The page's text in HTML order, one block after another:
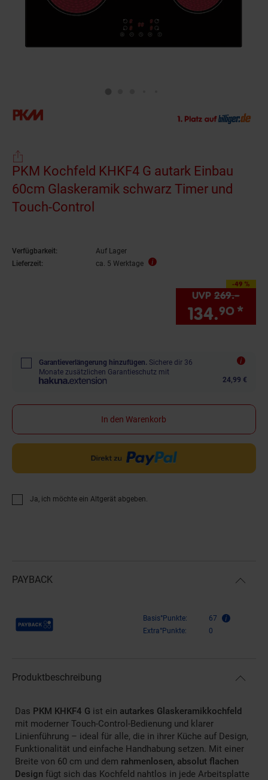
PKM Kochfeld KHKF4 G autark Einbau
60cm Glaskeramik schwarz Timer und
Touch-Control
Verfügbarkeit:
Auf Lager
Lieferzeit:
ca. 5 Werktage
-49 %
Sie Sparen 49 Prozent,
UVP269.–UVP
134.90 *
Garantieverlängerung hinzufügen. Sichere dir 36
Monate zusätzlichen Garantieschutz mit
24,99 €
In den Warenkorb
Ja, ich möchte ein Altgerät abgeben.
PAYBACK
Payback Punkte Basis°Punkte:
67
Extra°Punkte:
0
Produktbeschreibung
Das PKM KHKF4 G ist ein autarkes Glaskeramikkochfeld
mit moderner Touch-Control-Bedienung und klarer
Linienführung – ideal für alle, die in ihrer Küche auf Design,
Funktionalität und einfache Handhabung setzen. Mit einer
Breite von 60 cm und dem rahmenlosen, absolut flachen
Design fügt sich das Kochfeld nahtlos in jede Arbeitsplatte